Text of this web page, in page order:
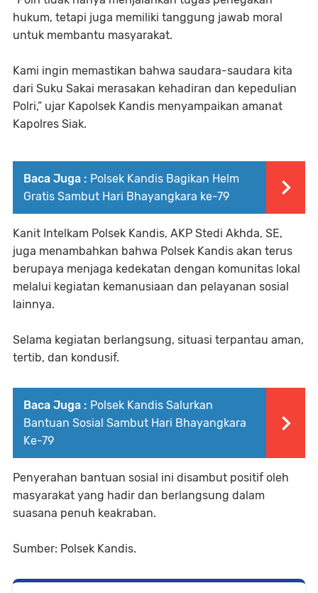
hukum, tetapi juga memiliki tanggung jawab moral
untuk membantu masyarakat.
Kami ingin memastikan bahwa saudara-saudara kita
dari Suku Sakai merasakan kehadiran dan kepedulian
Polri,” ujar Kapolsek Kandis menyampaikan amanat
Kapolres Siak.
Baca Juga : Polsek Kandis Bagikan Helm
Gratis Sambut Hari Bhayangkara ke-79
Kanit Intelkam Polsek Kandis, AKP Stedi Akhda, SE,
juga menambahkan bahwa Polsek Kandis akan terus
berupaya menjaga kedekatan dengan komunitas lokal
melalui kegiatan kemanusiaan dan pelayanan sosial
lainnya.
Selama kegiatan berlangsung, situasi terpantau aman,
tertib, dan kondusif.
Baca Juga : Polsek Kandis Salurkan
Bantuan Sosial Sambut Hari Bhayangkara
Ke-79
Penyerahan bantuan sosial ini disambut positif oleh
masyarakat yang hadir dan berlangsung dalam
suasana penuh keakraban.
Sumber: Polsek Kandis.